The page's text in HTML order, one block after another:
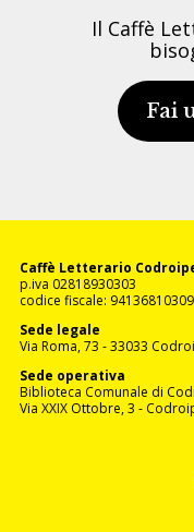
Il Caffè
Fai
Caffè Letterario
p.iva 02818930303
codice fiscale: 94136810309
Sede legale
Via Roma, 73 - 33033
Sede operativa
Biblioteca Comunale di
Via XXIX Ottobre, 3 -